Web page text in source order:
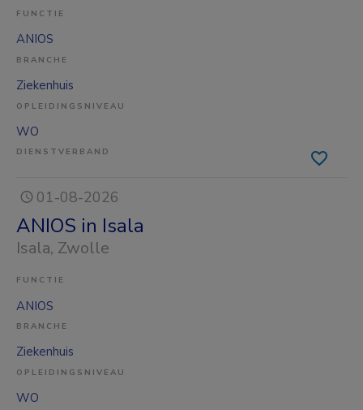
FUNCTIE
ANIOS
BRANCHE
Ziekenhuis
OPLEIDINGSNIVEAU
WO
DIENSTVERBAND
01-08-2026
ANIOS in Isala
Isala, Zwolle
FUNCTIE
ANIOS
BRANCHE
Ziekenhuis
OPLEIDINGSNIVEAU
WO